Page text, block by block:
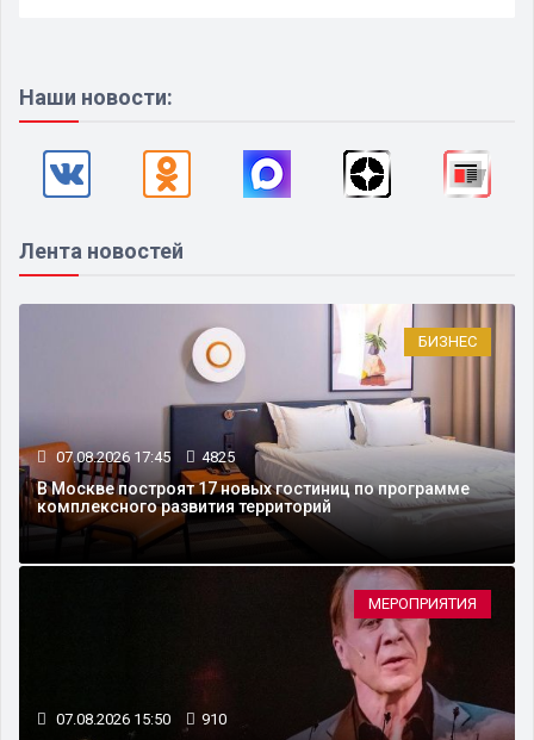
Наши новости:
Лента новостей
БИЗНЕС
07.08.2026 17:45 4825
В Москве построят 17 новых гостиниц по программе
комплексного развития территорий
МЕРОПРИЯТИЯ
07.08.2026 15:50 910